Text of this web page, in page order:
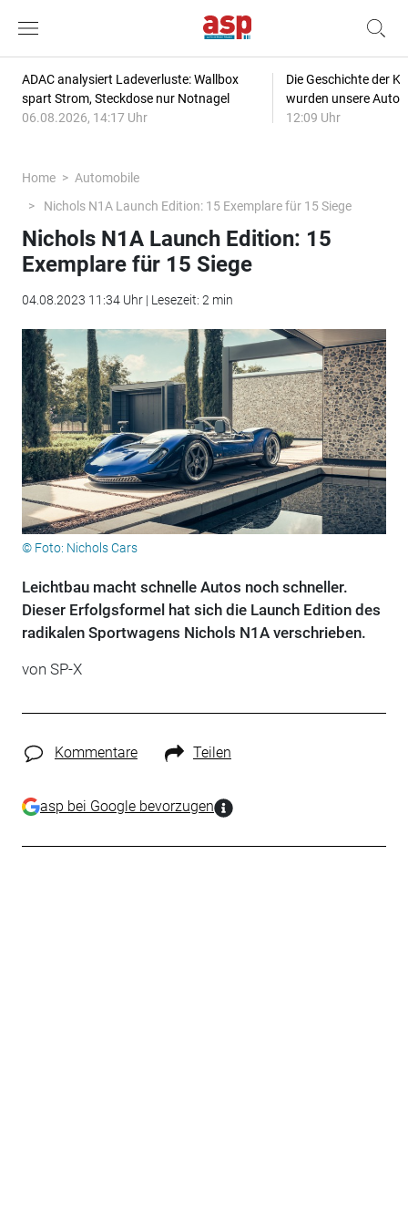
ADAC analysiert Ladeverluste: Wallbox
spart Strom, Steckdose nur Notnagel
06.08.2026, 14:17 Uhr
Die Geschichte der
wurden unsere
12:09 Uhr
Home
Automobile
Nichols N1A Launch Edition: 15 Exemplare für 15 Siege
Nichols N1A Launch Edition: 15
Exemplare für 15 Siege
04.08.2023 11:34 Uhr | Lesezeit: 2 min
© Foto: Nichols Cars
Leichtbau macht schnelle Autos noch schneller.
Dieser Erfolgsformel hat sich die Launch Edition des
radikalen Sportwagens Nichols N1A verschrieben.
von SP-X
Kommentare Teilen
asp bei Google bevorzugen